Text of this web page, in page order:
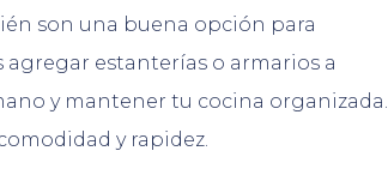
son una buena opción para
estanterías o armarios a
y mantener tu cocina organizada.
y rapidez.